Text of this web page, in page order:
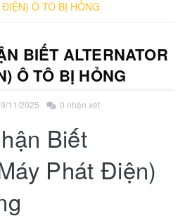
Ô TÔ BỊ HỎNG
BIẾT ALTERNATOR
Ô TÔ BỊ HỎNG
11/2025 0 nhận xét
Biết
Phát Điện)